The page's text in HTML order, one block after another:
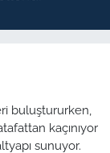
buluştururken,
kaçınıyor
sunuyor.